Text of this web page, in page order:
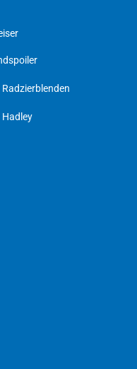
Radzierblenden
Hadley